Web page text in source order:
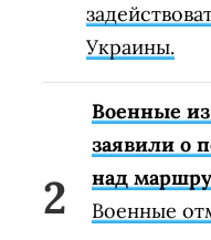
Украины.
Военные
заявили о
над
Военные